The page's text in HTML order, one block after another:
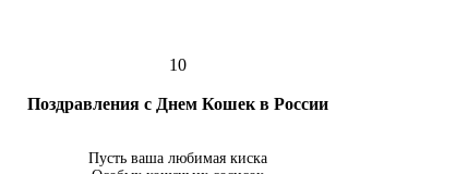
10
Поздравления с Днем Кошек в России
Пусть ваша любимая киска